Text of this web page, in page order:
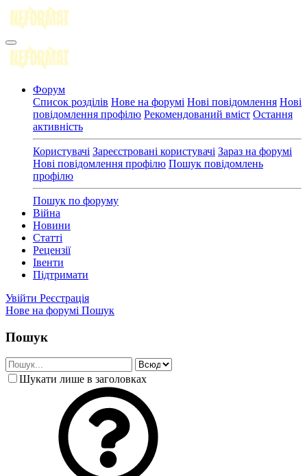
Форум
Список розділів Нове на форумі Нові повідомлення Нові
повідомлення профілю Рекомендований вміст Остання
активність
Користувачі Зареєстровані користувачі Зараз на форумі
Нові повідомлення профілю Пошук повідомлень
профілю
Пошук по форуму
Війна
Новини
Статті
Рецензії
Івенти
Підтримати
Увійти Реєстрація
Нове на форумі Пошук
Пошук
Шукати лише в заголовках